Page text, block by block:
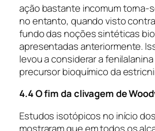
ação bastante incomum torna-
no entanto, quando visto
fundo das noções sintéticas
apresentadas anteriormente.
levou a considerar a
precursor bioquímico da
4.4 O fim da clivagem de
Estudos isotópicos no início